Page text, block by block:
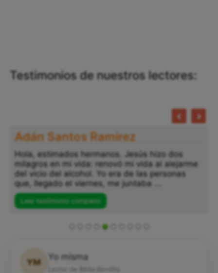
Testimonios de nuestros lectores:
Adán Santos Ramírez
Hola, estimados hermanos. Jesús hizo dos
milagros en mi vida: renovó mi vida al alejarme
del vicio del alcohol. Yo era de las personas
que, llegado el viernes, me juntaba ...
Leer testimonio completo
YM
Yo misma